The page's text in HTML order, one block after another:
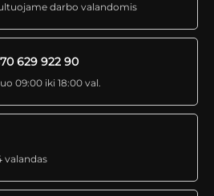
darbo valandomis
629 922 90
09:00 iki 18:00 val.
valandas